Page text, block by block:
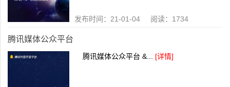
发布时间：21-01-04 阅读：1734
腾讯媒体公众平台
腾讯媒体公众平台 &... [详情]